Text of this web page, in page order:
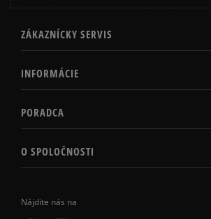
Nájdite nás na
ZÁKAZNÍCKY SERVIS
INFORMÁCIE
PORADCA
O SPOLOČNOSTI